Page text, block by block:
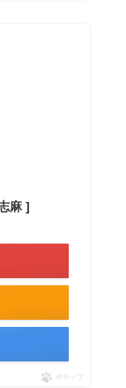
麻 ]
ポチップ